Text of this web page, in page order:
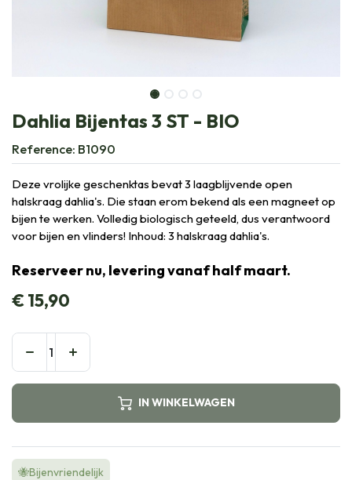
Dahlia Bijentas 3 ST - BIO
Reference: B1090
Deze vrolijke geschenktas bevat 3 laagblijvende open
halskraag dahlia's. Die staan erom bekend als een magneet op
bijen te werken. Volledig biologisch geteeld, dus verantwoord
voor bijen en vlinders! Inhoud: 3 halskraag dahlia's.
Reserveer nu, levering vanaf half maart.
€15,90
IN WINKELWAGEN
🐝Bijenvriendelijk